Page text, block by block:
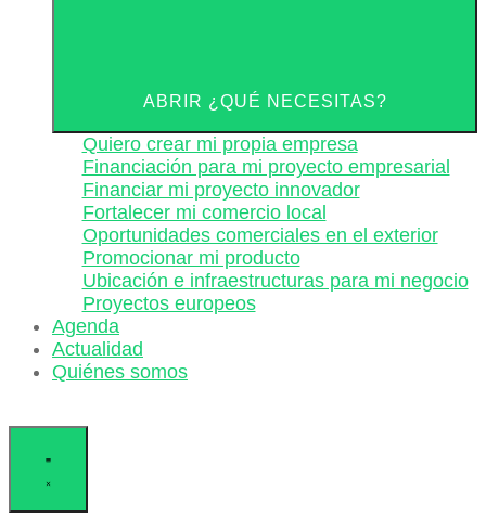
ABRIR ¿QUÉ NECESITAS?
Quiero crear mi propia empresa
Financiación para mi proyecto empresarial
Financiar mi proyecto innovador
Fortalecer mi comercio local
Oportunidades comerciales en el exterior
Promocionar mi producto
Ubicación e infraestructuras para mi negocio
Proyectos europeos
Agenda
Actualidad
Quiénes somos